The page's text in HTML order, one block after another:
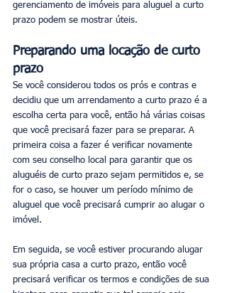
gerenciamento de imóveis para aluguel a curto
prazo podem se mostrar úteis.
Preparando uma locação de curto
prazo
Se você considerou todos os prós e contras e
decidiu que um arrendamento a curto prazo é a
escolha certa para você, então há várias coisas
que você precisará fazer para se preparar. A
primeira coisa a fazer é verificar novamente
com seu conselho local para garantir que os
aluguéis de curto prazo sejam permitidos e, se
for o caso, se houver um período mínimo de
aluguel que você precisará cumprir ao alugar o
imóvel.
Em seguida, se você estiver procurando alugar
sua própria casa a curto prazo, então você
precisará verificar os termos e condições de sua